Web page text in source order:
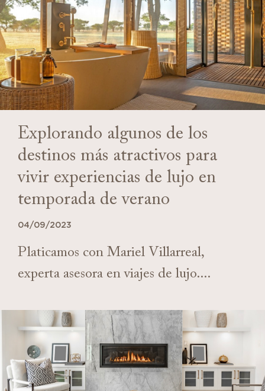
Explorando algunos de los
destinos más atractivos para
vivir experiencias de lujo en
temporada de verano
04/09/2023
Platicamos con Mariel Villarreal,
experta asesora en viajes de lujo....